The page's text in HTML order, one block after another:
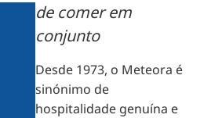
de comer em
conjunto
Desde 1973, o Meteora é
sinónimo de
hospitalidade genuína e